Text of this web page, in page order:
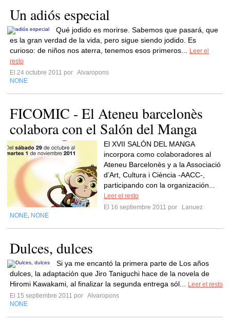
Un adiós especial
Qué jodido es morirse. Sabemos que pasará, que
es la gran verdad de la vida, pero sigue siendo jodido. Es
curioso: de niños nos aterra, tenemos esos primeros...
Leer el
resto
El 24 octubre 2011 por Alvaropons
NONE
FICOMIC - El Ateneu barcelonès
colabora con el Salón del Manga
El XVII SALÓN DEL MANGA
incorpora como colaboradores al
Ateneu Barcelonès y a la Associació
d’Art, Cultura i Ciència -AACC-,
participando con la organización...
Leer el resto
El 16 septiembre 2011 por
Lanuez
NONE NONE
Dulces, dulces
Si ya me encantó la primera parte de Los años
dulces, la adaptación que Jiro Taniguchi hace de la novela de
Hiromi Kawakami, al finalizar la segunda entrega sól...
Leer el resto
El 15 septiembre 2011 por Alvaropons
NONE